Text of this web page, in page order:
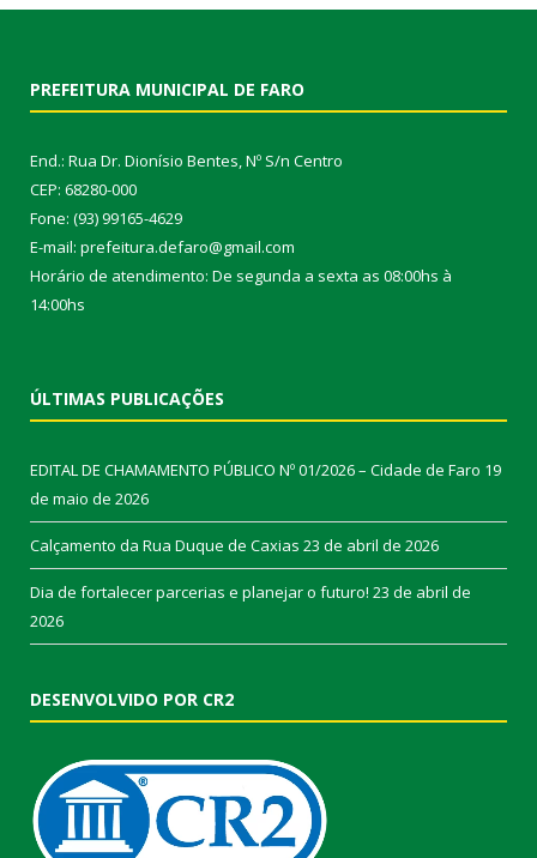
PREFEITURA MUNICIPAL DE FARO
End.: Rua Dr. Dionísio Bentes, Nº S/n Centro
CEP: 68280-000
Fone: (93) 99165-4629
E-mail: prefeitura.defaro@gmail.com
Horário de atendimento: De segunda a sexta as 08:00hs à
14:00hs
ÚLTIMAS PUBLICAÇÕES
EDITAL DE CHAMAMENTO PÚBLICO Nº 01/2026 – Cidade de Faro 19
de maio de 2026
Calçamento da Rua Duque de Caxias 23 de abril de 2026
Dia de fortalecer parcerias e planejar o futuro! 23 de abril de
2026
DESENVOLVIDO POR CR2